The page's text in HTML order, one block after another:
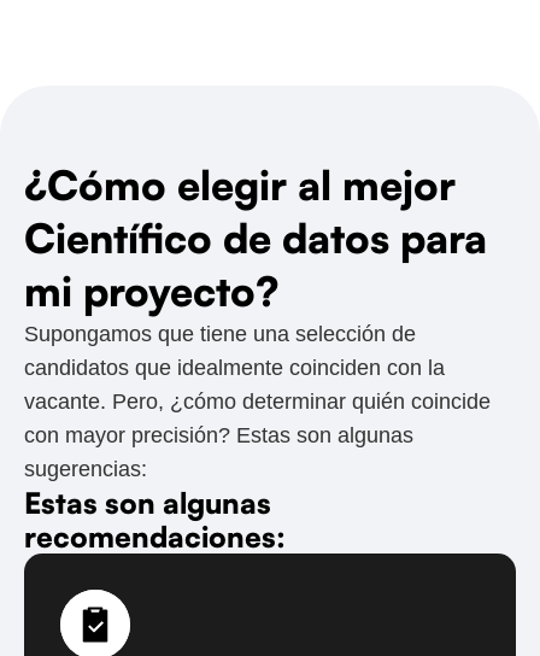
¿Cómo elegir al mejor
Científico de datos para
mi proyecto?
Supongamos que tiene una selección de
candidatos que idealmente coinciden con la
vacante. Pero, ¿cómo determinar quién coincide
con mayor precisión? Estas son algunas
sugerencias:
Estas son algunas
recomendaciones: